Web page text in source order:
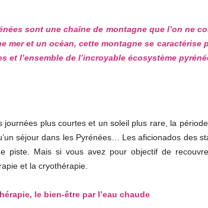
sont une chaîne de montagne que l’on ne
mer et un océan, cette montagne se caractérise
et l’ensemble de l’incroyable écosystème
journées plus courtes et un soleil plus rare, la
séjour dans les Pyrénées… Les aficionados des
piste. Mais si vous avez pour objectif de
et la cryothérapie.
le bien-être par l’eau chaude